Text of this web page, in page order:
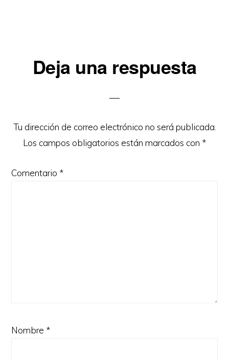
Interacciones
lectores
Deja una respuesta
Tu dirección de correo electrónico no será publicada.
Los campos obligatorios están marcados con *
Comentario *
Nombre *